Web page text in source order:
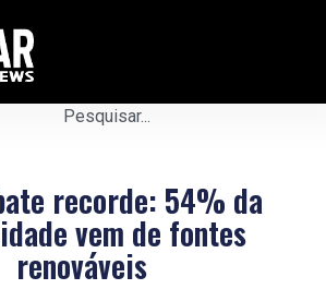
recorde: 54% da
vem de fontes
renováveis